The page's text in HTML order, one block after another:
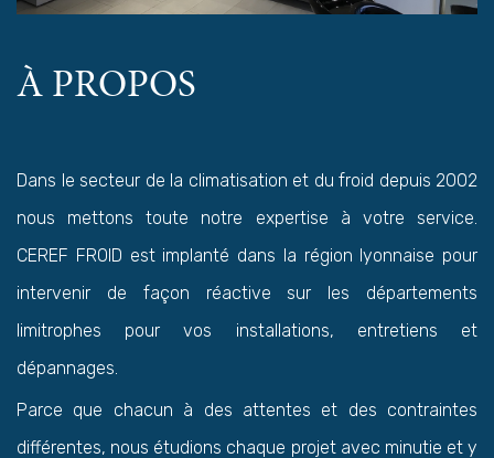
À PROPOS
Dans le secteur de la climatisation et du froid depuis 2002
nous mettons toute notre expertise à votre service.
CEREF FROID est implanté dans la région lyonnaise pour
intervenir de façon réactive sur les départements
limitrophes pour vos installations, entretiens et
dépannages.
Parce que chacun à des attentes et des contraintes
différentes, nous étudions chaque projet avec minutie et y